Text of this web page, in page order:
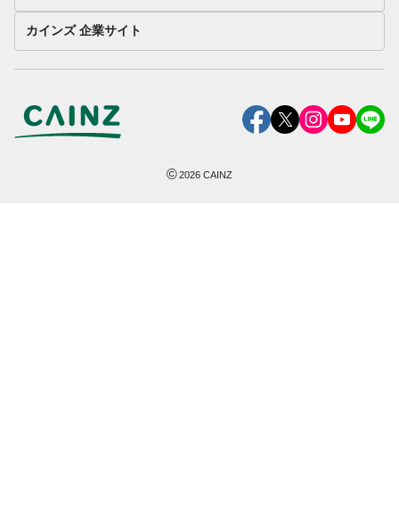
カインズ 企業サイト
©2026 CAINZ